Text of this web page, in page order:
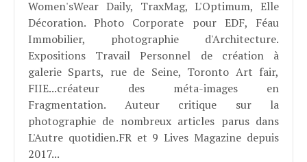
Women'sWear Daily, TraxMag, L'Optimum, Elle
Décoration. Photo Corporate pour EDF, Féau
Immobilier, photographie d'Architecture.
Expositions Travail Personnel de création à
galerie Sparts, rue de Seine, Toronto Art fair,
FIIE...créateur des méta-images en
Fragmentation. Auteur critique sur la
photographie de nombreux articles parus dans
L'Autre quotidien.FR et 9 Lives Magazine depuis
2017...